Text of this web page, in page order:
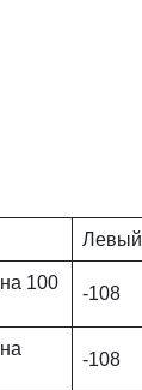
Левый
100
-108
-108